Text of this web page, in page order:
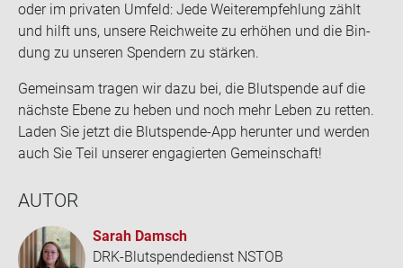
oder im pri­va­ten Um­feld: Jede Wei­ter­emp­feh­lung zählt
und hilft uns, un­se­re Reich­wei­te zu er­hö­hen und die Bin­
dung zu un­se­ren Spen­dern zu stär­ken.
Ge­mein­sam tra­gen wir dazu bei, die Blut­spen­de auf die
nächs­te Ebene zu heben und noch mehr Leben zu ret­ten.
Laden Sie jetzt die Blutspende-​App her­un­ter und wer­den
auch Sie Teil un­se­rer en­ga­gier­ten Ge­mein­schaft!
AUTOR
Sarah Damsch
DRK-Blutspendedienst NSTOB